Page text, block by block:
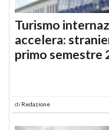
Turismo
accelera:
primo semestre
di Redazione